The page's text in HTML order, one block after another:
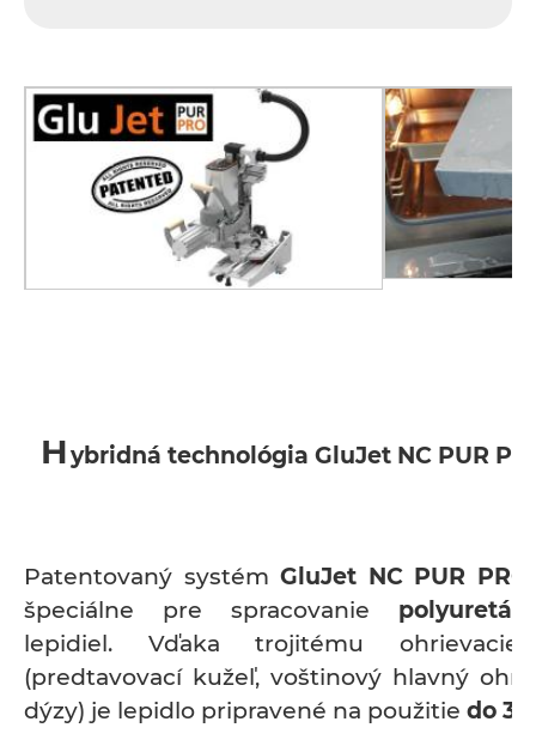
Hybridná technológia GluJet NC PUR
Patentovaný systémGluJet NC PUR PRO
špeciálne pre spracovanie
lepidiel. Vďaka trojitému
(predtavovací kužeľ, voštinový hlavný
dýzy) je lepidlo pripravené na použitie do 3